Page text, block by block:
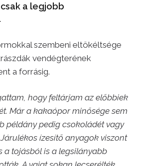
a legjobb
szembeni eltökéltsége
vendégterének
a forrásig.
hogy feltárjam az előbbiek
Már a kakaópor minősége sem
példány pedig csokoládét vagy
ízesítő anyagok viszont
a tojásból is a legsilányabb